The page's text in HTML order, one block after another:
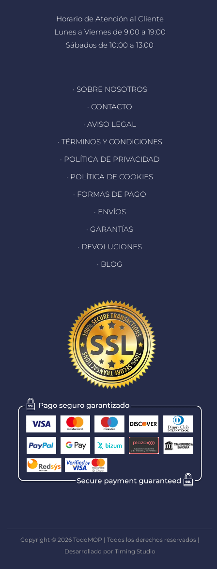
Horario de Atención al Cliente
Lunes a Viernes de 9:00 a 19:00
Sábados de 10:00 a 13:00
· SOBRE NOSOTROS
· CONTACTO
· AVISO LEGAL
· TÉRMINOS Y CONDICIONES
· POLÍTICA DE PRIVACIDAD
· POLÍTICA DE COOKIES
· FORMAS DE PAGO
· ENVÍOS
· GARANTÍAS
· DEVOLUCIONES
· BLOG
Copyright © 2026 TodoMOP | Todos los derechos reservados |
Desarrollado por Timing Studio